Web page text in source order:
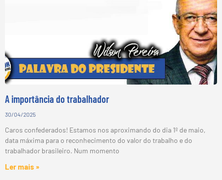
A importância do trabalhador
30/04/2025
Caros confederados! Estamos nos aproximando do dia 1º de maio,
data máxima para o reconhecimento do valor do trabalho e do
trabalhador brasileiro. Num momento
Ler mais »